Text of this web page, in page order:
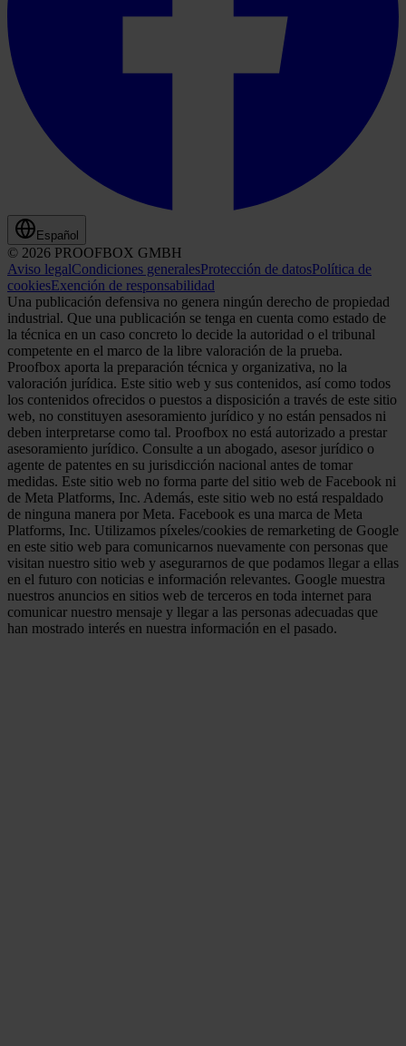
Español
© 2026 PROOFBOX GMBH
Aviso legalCondiciones generalesProtección de datosPolítica de
cookiesExención de responsabilidad
Una publicación defensiva no genera ningún derecho de propiedad
industrial. Que una publicación se tenga en cuenta como estado de
la técnica en un caso concreto lo decide la autoridad o el tribunal
competente en el marco de la libre valoración de la prueba.
Proofbox aporta la preparación técnica y organizativa, no la
valoración jurídica. Este sitio web y sus contenidos, así como todos
los contenidos ofrecidos o puestos a disposición a través de este sitio
web, no constituyen asesoramiento jurídico y no están pensados ni
deben interpretarse como tal. Proofbox no está autorizado a prestar
asesoramiento jurídico. Consulte a un abogado, asesor jurídico o
agente de patentes en su jurisdicción nacional antes de tomar
medidas. Este sitio web no forma parte del sitio web de Facebook ni
de Meta Platforms, Inc. Además, este sitio web no está respaldado
de ninguna manera por Meta. Facebook es una marca de Meta
Platforms, Inc. Utilizamos píxeles/cookies de remarketing de Google
en este sitio web para comunicarnos nuevamente con personas que
visitan nuestro sitio web y asegurarnos de que podamos llegar a ellas
en el futuro con noticias e información relevantes. Google muestra
nuestros anuncios en sitios web de terceros en toda internet para
comunicar nuestro mensaje y llegar a las personas adecuadas que
han mostrado interés en nuestra información en el pasado.